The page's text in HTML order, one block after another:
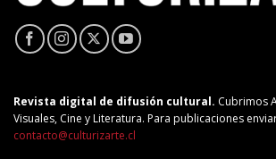
Revista digital de difusión cultural. Cubrimos
Visuales, Cine y Literatura. Para publicaciones
contacto@culturizarte.cl